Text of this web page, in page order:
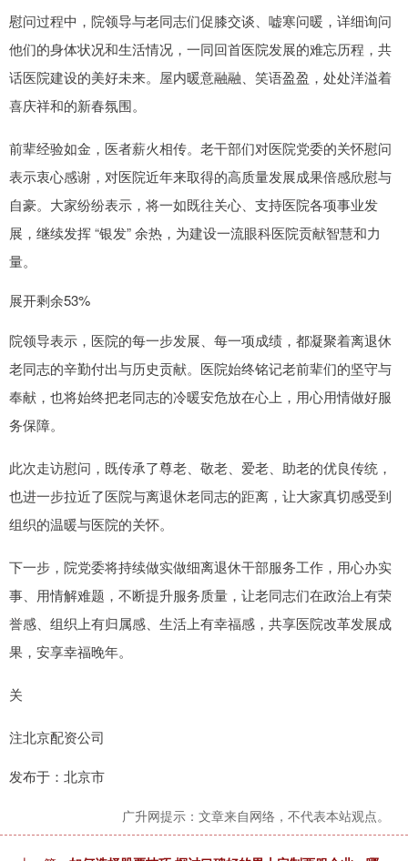
慰问过程中，院领导与老同志们促膝交谈、嘘寒问暖，详细询问
他们的身体状况和生活情况，一同回首医院发展的难忘历程，共
话医院建设的美好未来。屋内暖意融融、笑语盈盈，处处洋溢着
喜庆祥和的新春氛围。
前辈经验如金，医者薪火相传。老干部们对医院党委的关怀慰问
表示衷心感谢，对医院近年来取得的高质量发展成果倍感欣慰与
自豪。大家纷纷表示，将一如既往关心、支持医院各项事业发
展，继续发挥 “银发” 余热，为建设一流眼科医院贡献智慧和力
量。
展开剩余53%
院领导表示，医院的每一步发展、每一项成绩，都凝聚着离退休
老同志的辛勤付出与历史贡献。医院始终铭记老前辈们的坚守与
奉献，也将始终把老同志的冷暖安危放在心上，用心用情做好服
务保障。
此次走访慰问，既传承了尊老、敬老、爱老、助老的优良传统，
也进一步拉近了医院与离退休老同志的距离，让大家真切感受到
组织的温暖与医院的关怀。
下一步，院党委将持续做实做细离退休干部服务工作，用心办实
事、用情解难题，不断提升服务质量，让老同志们在政治上有荣
誉感、组织上有归属感、生活上有幸福感，共享医院改革发展成
果，安享幸福晚年。
关
注北京配资公司
发布于：北京市
广升网提示：文章来自网络，不代表本站观点。